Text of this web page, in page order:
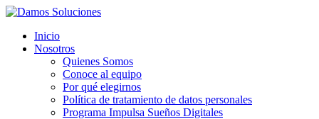
Inicio
Nosotros
Quienes Somos
Conoce al equipo
Por qué elegirnos
Política de tratamiento de datos personales
Programa Impulsa Sueños Digitales